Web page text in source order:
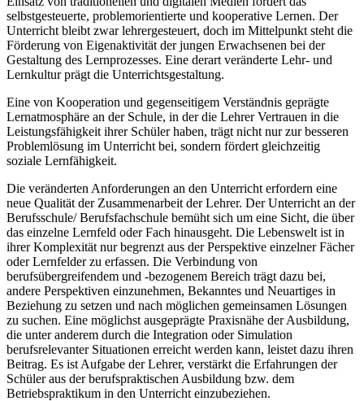
selbstgesteuerte, problemorientierte und kooperative Lernen. Der
Unterricht bleibt zwar lehrergesteuert, doch im Mittelpunkt steht die
Förderung von Eigenaktivität der jungen Erwachsenen bei der
Gestaltung des Lernprozesses. Eine derart veränderte Lehr- und
Lernkultur prägt die Unterrichtsgestaltung.
Eine von Kooperation und gegenseitigem Verständnis geprägte
Lernatmosphäre an der Schule, in der die Lehrer Vertrauen in die
Leistungsfähigkeit ihrer Schüler haben, trägt nicht nur zur besseren
Problemlösung im Unterricht bei, sondern fördert gleichzeitig
soziale Lernfähigkeit.
Die veränderten Anforderungen an den Unterricht erfordern eine
neue Qualität der Zusammenarbeit der Lehrer. Der Unterricht an der
Berufsschule/ Berufsfachschule bemüht sich um eine Sicht, die über
das einzelne Lernfeld oder Fach hinausgeht. Die Lebenswelt ist in
ihrer Komplexität nur begrenzt aus der Perspektive einzelner Fächer
oder Lernfelder zu erfassen. Die Verbindung von
berufsübergreifendem und -bezogenem Bereich trägt dazu bei,
andere Perspektiven einzunehmen, Bekanntes und Neuartiges in
Beziehung zu setzen und nach möglichen gemeinsamen Lösungen
zu suchen. Eine möglichst ausgeprägte Praxisnähe der Ausbildung,
die unter anderem durch die Integration oder Simulation
berufsrelevanter Situationen erreicht werden kann, leistet dazu ihren
Beitrag. Es ist Aufgabe der Lehrer, verstärkt die Erfahrungen der
Schüler aus der berufspraktischen Ausbildung bzw. dem
Betriebspraktikum in den Unterricht einzubeziehen.